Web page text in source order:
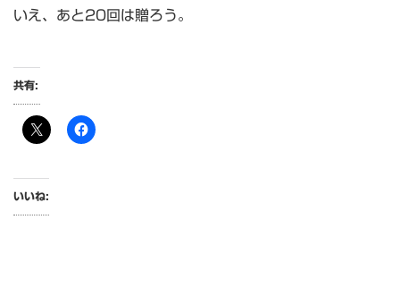
いえ、あと20回は贈ろう。
共有:
いいね: